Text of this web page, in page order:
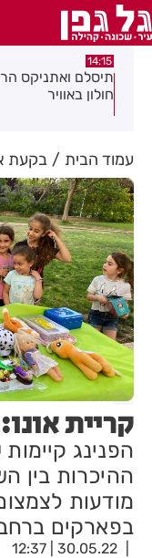
14:15
תיסלם ואתניקס
חולון באוויר
עמוד הבית בקעת
קריית
הפנינג
ההיכרות בין
מודעות
בפארקים
30.05.22 | 12:37